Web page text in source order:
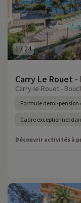
1/ 24
Carry Le Rouet -
Carry-le-Rouet -
Formule demi-pension
Cadre exceptionnel
Découvrir activités à